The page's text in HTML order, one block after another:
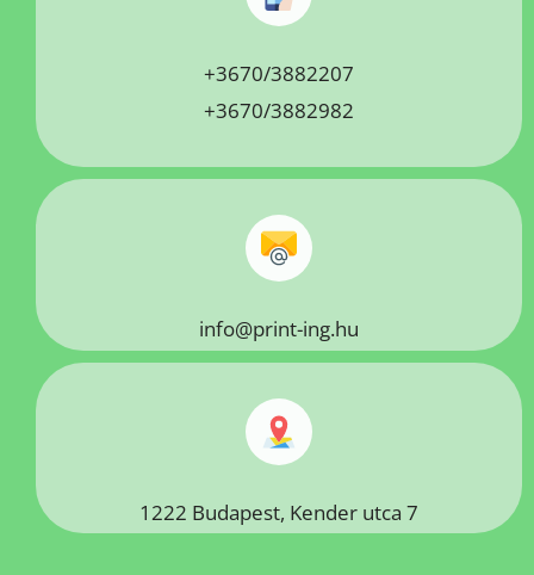
+3670/3882207
+3670/3882982
info@print-ing.hu
1222 Budapest, Kender utca 7